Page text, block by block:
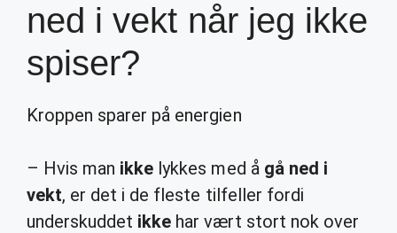
ned i vekt når jeg ikke
spiser?
Kroppen sparer på energien
– Hvis man ikke lykkes med å gå ned i
vekt, er det i de fleste tilfeller fordi
underskuddet ikke har vært stort nok over